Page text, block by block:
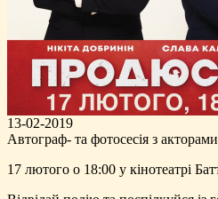
13-02-2019
Автограф- та фотосесія з
17 лютого о 18:00 у кінотеатрі